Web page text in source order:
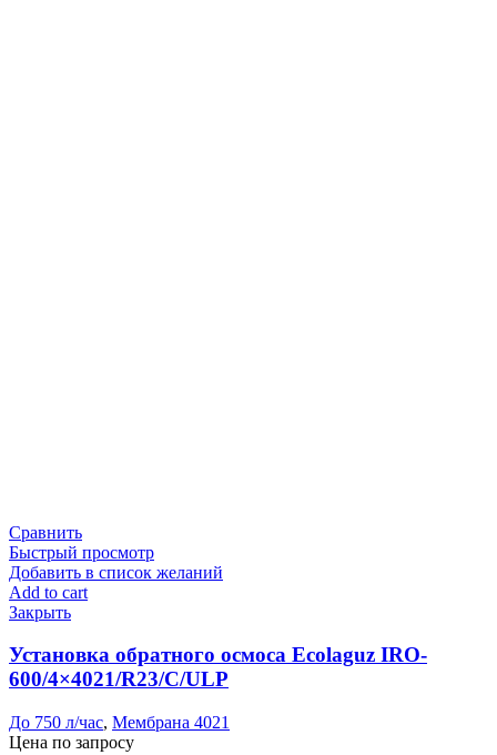
Сравнить
Быстрый просмотр
Добавить в список желаний
Add to cart
Закрыть
Установка обратного осмоса Ecolaguz IRO-
600/4×4021/R23/C/ULP
До 750 л/час, Мембрана 4021
Цена по запросу